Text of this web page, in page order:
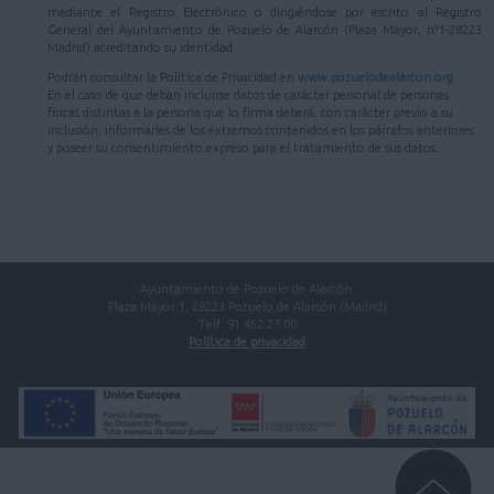
mediante el Registro Electrónico o dirigiéndose por escrito al Registro
General del Ayuntamiento de Pozuelo de Alarcón (Plaza Mayor, nº1-28223
Madrid) acreditando su identidad.
Podrán consultar la Política de Privacidad en www.pozuelodealarcon.org
En el caso de que deban incluirse datos de carácter personal de personas
físicas distintas a la persona que lo firma deberá, con carácter previo a su
inclusión, informarles de los extremos contenidos en los párrafos anteriores
y poseer su consentimiento expreso para el tratamiento de sus datos.
Ayuntamiento de Pozuelo de Alarcón.
Plaza Mayor 1, 28223 Pozuelo de Alarcón (Madrid)
Telf. 91 452 27 00
Política de privacidad